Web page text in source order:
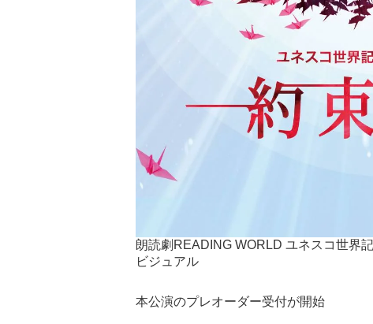
朗読劇READING WORLD ユネスコ世界
ビジュアル
本公演のプレオーダー受付が開始